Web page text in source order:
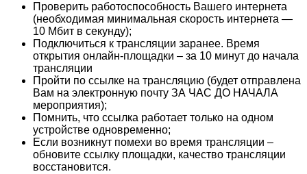
Проверить работоспособность Вашего интернета
(необходимая минимальная скорость интернета —
10 Мбит в секунду);
Подключиться к трансляции заранее. Время
открытия онлайн-площадки – за 10 минут до начала
трансляции
Пройти по ссылке на трансляцию (будет отправлена
Вам на электронную почту ЗА ЧАС ДО НАЧАЛА
мероприятия);
Помнить, что ссылка работает только на одном
устройстве одновременно;
Если возникнут помехи во время трансляции –
обновите ссылку площадки, качество трансляции
восстановится.